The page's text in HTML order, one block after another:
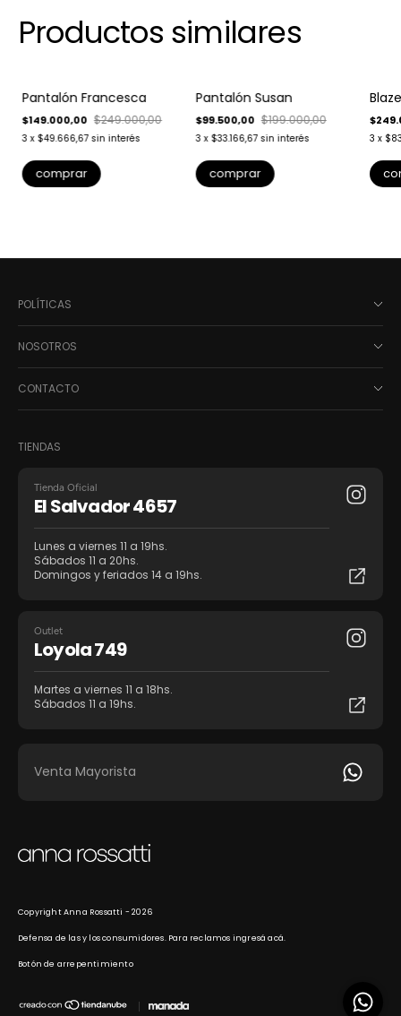
Productos similares
Envío gratis
Pantalón Francesca
$149.000,00 $249.000,00
3 x $49.666,67 sin interés
comprar
Envío gratis
Pantalón Susan
$99.500,00 $199.000,00
3 x $33.166,67 sin interés
comprar
3 x
POLÍTICAS
NOSOTROS
CONTACTO
TIENDAS
Tienda Oficial
El Salvador 4657
Lunes a viernes 11 a 19hs.
Sábados 11 a 20hs.
Domingos y feriados 14 a 19hs.
Outlet
Loyola 749
Martes a viernes 11 a 18hs.
Sábados 11 a 19hs.
Venta Mayorista
Copyright Anna Rossatti - 2026
Defensa de las y los consumidores. Para reclamos ingresá acá.
Botón de arrepentimiento